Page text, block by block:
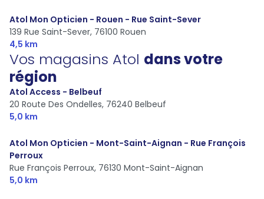
Atol Mon Opticien - Rouen - Rue Saint-Sever
139 Rue Saint-Sever, 76100 Rouen
4,5 km
Vos magasins Atol dans votre
région
Atol Access - Belbeuf
20 Route Des Ondelles, 76240 Belbeuf
5,0 km
Atol Mon Opticien - Mont-Saint-Aignan - Rue François
Perroux
Rue François Perroux, 76130 Mont-Saint-Aignan
5,0 km